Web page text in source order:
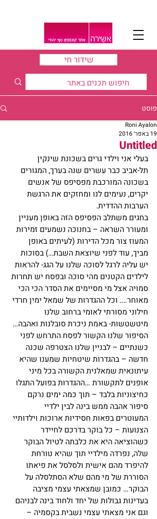
שידור חי
פוסט
Untitled
Roni Ayalon
19 באפר׳ 2016
בעלי אני וילדי גרים בשכונת שינקין
תל-אביב כבר עשרים שנה בערך, המגורים
בשכונה המורכבת מפסיפס של אנשים
יקרים, נעימים לנו ומחזקים את הרגשת
הערבות ההדדית.
בחגים משתלב הפסיפס הזה באופן מעניין
ומעורר השראה – בחנוכה נשמעים זמירות
המעוז צור מכל הדירות (לעיתים באופן
מביך, עוד לפני שיוצאת השבת…) בסוכות
יש עליה לרגל לסוכה שלנו על הגג- להראות
לילדים הקטנים מהי סוכה ובפסח יש תחרות
סמויה אצל מי מסיימים את הסדר הכי הכי
מאוחר…. וכל ההגדרות של שמאל ימין חרדי
חילוני מסורתי לאומי ברחוב שלנו
מיטשטשות- באמת ניכרת סובלנות ואהבה…
הסיפור שלנו הקשור לפסח התרחש לפני
כשנתיים – לבניין שלנו הצטרפה שכנה
חדשה – בהגדרות שיטחיות שמענו שהיא
עיתונאית שמאלנית הקשורה בכל מיני
אופנים לתקשורת …ההגדרות בפועל התגלו
כחיצוניות בלבד – תוך כמה ימים נרקם
סיפור אהבה ממש בינה לבין ילדיי
המעוטרים בפאות חסידיות ארוכות וילדותיי
הצנועות – כל בוקר בדרכם לחיידר
כשהוציאה היא את כלבתה לטיול הבוקר
שלה, נפרדה מילדיי תוך שהיא טורחת
להיפרד מהם אישית ולסלסל את פיאתו
הסוררת של מי מהם שלא הסתלסלה על
הבוקר… כמובן שמצאתי עצמי מציבה
בעדינות גבולות של יחד ולחוד בינה לבניהם
וגם אני מצאתי עצמי נשבית בקסמיה –